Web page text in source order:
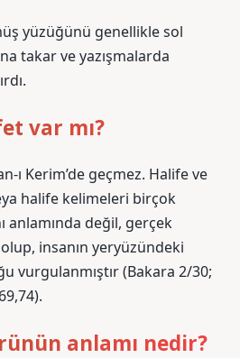
yüzüğünü genellikle sol
takar ve yazışmalarda
var mı?
ı Kerim’de geçmez. Halife ve
halife kelimeleri birçok
anlamında değil, gerçek
insanın yeryüzündeki
vurgulanmıştır (Bakara 2/30;
anlamı nedir?